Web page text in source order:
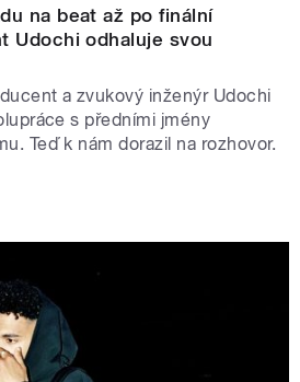
na beat až po finální
Udochi odhaluje svou
a zvukový inženýr Udochi
s předními jmény
Teď k nám dorazil na rozhovor.